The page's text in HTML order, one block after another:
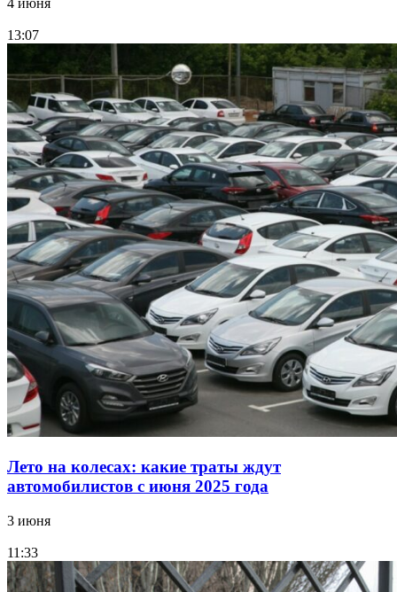
4 июня
13:07
Лето на колесах: какие траты ждут
автомобилистов с июня 2025 года
3 июня
11:33